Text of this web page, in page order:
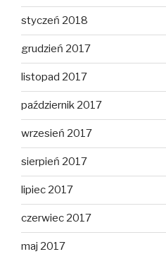
styczeń 2018
grudzień 2017
listopad 2017
październik 2017
wrzesień 2017
sierpień 2017
lipiec 2017
czerwiec 2017
maj 2017